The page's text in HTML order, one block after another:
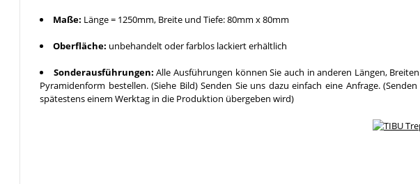
Maße: Länge = 1250mm, Breite und Tiefe: 80mm x 80mm
Oberfläche: unbehandelt oder farblos lackiert erhältlich
Sonderausführungen: Alle Ausführungen können Sie auch in anderen Längen,
Pyramidenform bestellen. (Siehe Bild) Senden Sie uns dazu einfach eine Anfrage.
spätestens einem Werktag in die Produktion übergeben wird)